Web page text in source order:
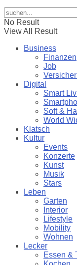
No Result
View All Result
Business
Finanzen
Job
Digital
Smart
Soft &
World
Klatsch
Kultur
Events
Konzerte
Kunst
Musik
Stars
Leben
Garten
Interior
Lifestyle
Mobility
Wohnen
Lecker
Essen &